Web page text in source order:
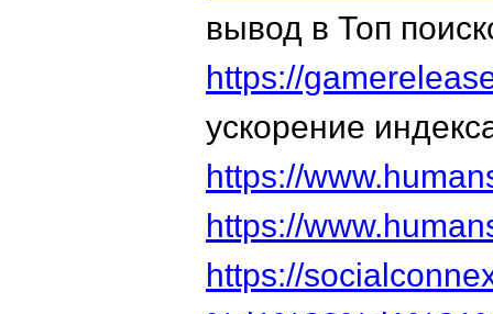
вывод в Топ
https://
ускорение
https://
https://
https://